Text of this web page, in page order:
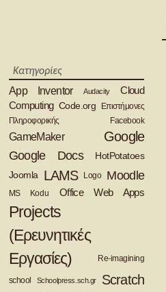
Κατηγορίες
App Inventor Audacity
Cloud
Computing Code.org
Eπιστήμονες
Πληροφορικής
Facebook
GameMaker Google
Google Docs
HotPotatoes
Joomla
LAMS Logo Moodle
MS Kodu Office Web Apps
Projects
(Ερευνητικές
Εργασίες)
Re-imagining
school Schoolpress.sch.gr Scratch